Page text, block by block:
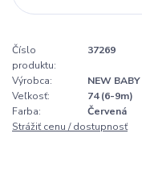
Číslo
produktu:
37269
Výrobca:
NEW BABY
Veľkosť:
74 (6-9m)
Farba:
Červená
Strážiť cenu / dostupnosť